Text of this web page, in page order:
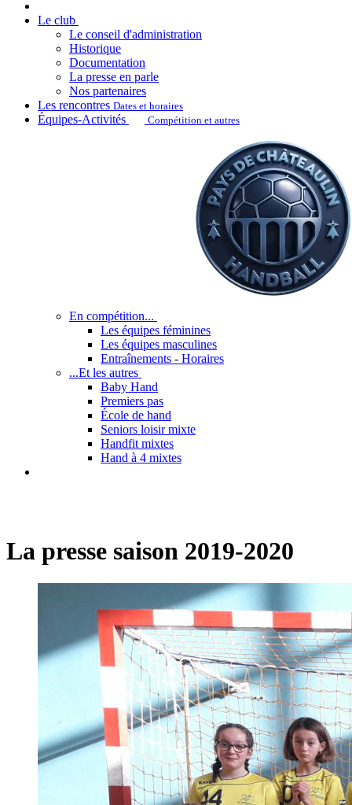
Le club
Le conseil d'administration
Historique
Documentation
La presse en parle
Nos partenaires
Les rencontres Dates et horaires
Équipes-Activités Compétition et autres
En compétition...
Les équipes féminines
Les équipes masculines
Entraînements - Horaires
...Et les autres
Baby Hand
Premiers pas
École de hand
Seniors loisir mixte
Handfit mixtes
Hand à 4 mixtes
La presse saison 2019-2020